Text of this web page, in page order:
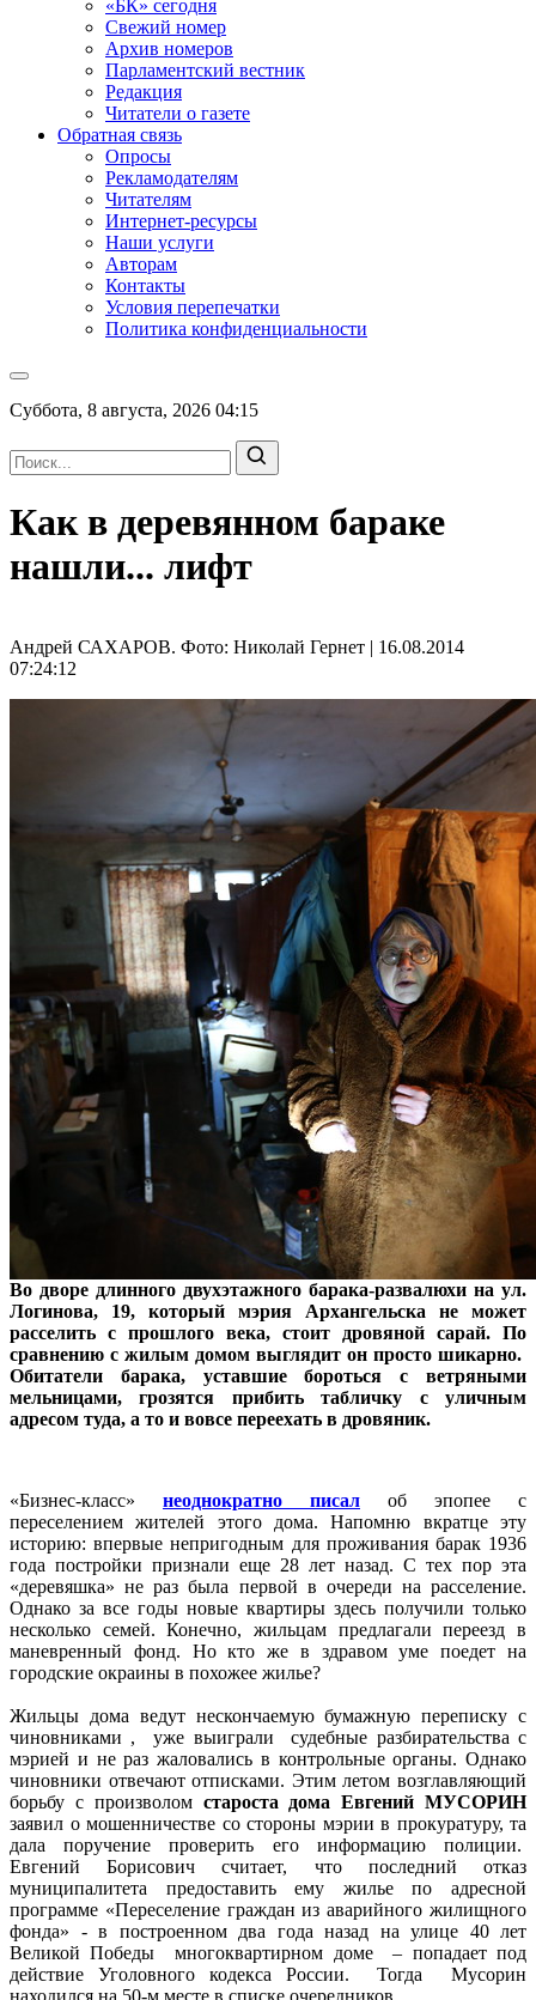
«БК» сегодня
Свежий номер
Архив номеров
Парламентский вестник
Редакция
Читатели о газете
Обратная связь
Опросы
Рекламодателям
Читателям
Интернет-ресурсы
Наши услуги
Авторам
Контакты
Условия перепечатки
Политика конфиденциальности
Суббота, 8 августа, 2026 04:15
Как в деревянном бараке
нашли... лифт
Андрей САХАРОВ. Фото: Николай Гернет | 16.08.2014
07:24:12
Во дворе длинного двухэтажного барака-развалюхи на ул.
Логинова, 19, который мэрия Архангельска не может
расселить с прошлого века, стоит дровяной сарай. По
сравнению с жилым домом выглядит он просто шикарно.
Обитатели барака, уставшие бороться с ветряными
мельницами, грозятся прибить табличку с уличным
адресом туда, а то и вовсе переехать в дровяник.
«Бизнес-класс» неоднократно писал об эпопее с
переселением жителей этого дома. Напомню вкратце эту
историю: впервые непригодным для проживания барак 1936
года постройки признали еще 28 лет назад. С тех пор эта
«деревяшка» не раз была первой в очереди на расселение.
Однако за все годы новые квартиры здесь получили только
несколько семей. Конечно, жильцам предлагали переезд в
маневренный фонд. Но кто же в здравом уме поедет на
городские окраины в похожее жилье?
Жильцы дома ведут нескончаемую бумажную переписку с
чиновниками , уже выиграли судебные разбирательства с
мэрией и не раз жаловались в контрольные органы. Однако
чиновники отвечают отписками. Этим летом возглавляющий
борьбу с произволом староста дома Евгений МУСОРИН
заявил о мошенничестве со стороны мэрии в прокуратуру, та
дала поручение проверить его информацию полиции.
Евгений Борисович считает, что последний отказ
муниципалитета предоставить ему жилье по адресной
программе «Переселение граждан из аварийного жилищного
фонда» - в построенном два года назад на улице 40 лет
Великой Победы многоквартирном доме – попадает под
действие Уголовного кодекса России. Тогда Мусорин
находился на 50-м месте в списке очередников.